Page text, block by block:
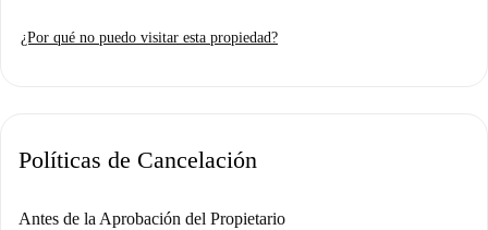
¿Por qué no puedo visitar esta propiedad?
Políticas de Cancelación
Antes de la Aprobación del Propietario